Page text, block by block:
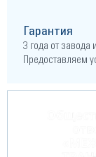
Гарантия
3 года от завода
Предоставляем